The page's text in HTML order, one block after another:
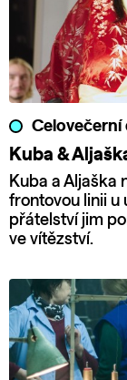
Kuba &
Kuba a Aljaška
frontovou linii u
přátelství jim
ve vítězství.